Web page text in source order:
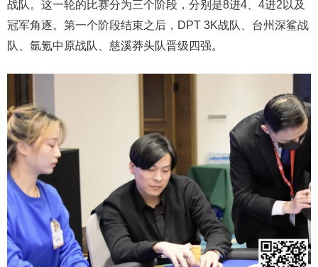
战队。这一轮的比赛分为三个阶段，分别是8进4、4进2以及
冠军角逐。第一个阶段结束之后，DPT 3K战队、台州深鲨战
队、氩氪中原战队、慈溪莽头队晋级四强。